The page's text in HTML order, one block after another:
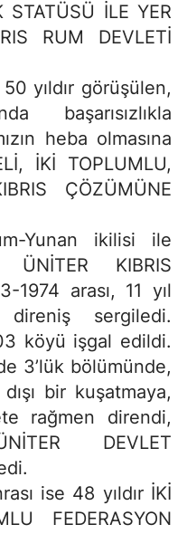
STATÜSÜ İLE YER
RUM DEVLETİ
yıldır görüşülen,
başarısızlıkla
heba olmasına
İKİ TOPLUMLU,
ÇÖZÜMÜNE
Yunan ikilisi ile
ÜNİTER KIBRIS
1974 arası, 11 yıl
sergiledi.
köyü işgal edildi.
3’lük bölümünde,
bir kuşatmaya,
rağmen direndi,
DEVLET
ise 48 yıldır İKİ
FEDERASYON